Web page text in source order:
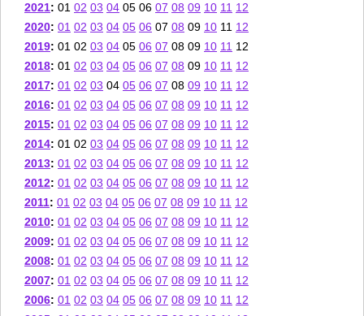
2021: 01 02 03 04 05 06 07 08 09 10 11 12
2020: 01 02 03 04 05 06 07 08 09 10 11 12
2019: 01 02 03 04 05 06 07 08 09 10 11 12
2018: 01 02 03 04 05 06 07 08 09 10 11 12
2017: 01 02 03 04 05 06 07 08 09 10 11 12
2016: 01 02 03 04 05 06 07 08 09 10 11 12
2015: 01 02 03 04 05 06 07 08 09 10 11 12
2014: 01 02 03 04 05 06 07 08 09 10 11 12
2013: 01 02 03 04 05 06 07 08 09 10 11 12
2012: 01 02 03 04 05 06 07 08 09 10 11 12
2011: 01 02 03 04 05 06 07 08 09 10 11 12
2010: 01 02 03 04 05 06 07 08 09 10 11 12
2009: 01 02 03 04 05 06 07 08 09 10 11 12
2008: 01 02 03 04 05 06 07 08 09 10 11 12
2007: 01 02 03 04 05 06 07 08 09 10 11 12
2006: 01 02 03 04 05 06 07 08 09 10 11 12